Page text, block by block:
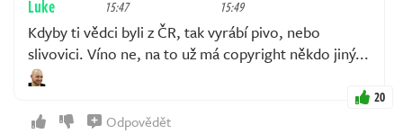
Luke
15:47
15:49
Kdyby ti vědci byli z ČR, tak vyrábí pivo, nebo
slivovici. Víno ne, na to už má copyright někdo jiný...
20
Odpovědět